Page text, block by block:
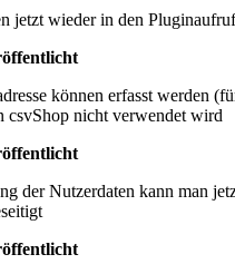
jetzt wieder in den
können erfasst werden
csvShop nicht verwendet wird
der Nutzerdaten kann man